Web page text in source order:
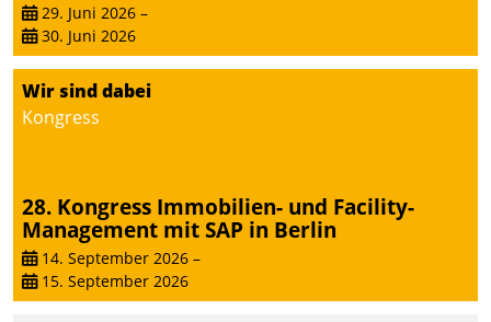
29. Juni 2026 –
30. Juni 2026
Wir sind dabei
Kongress
28. Kongress Immobilien- und Facility-
Management mit SAP in Berlin
14. September 2026 –
15. September 2026